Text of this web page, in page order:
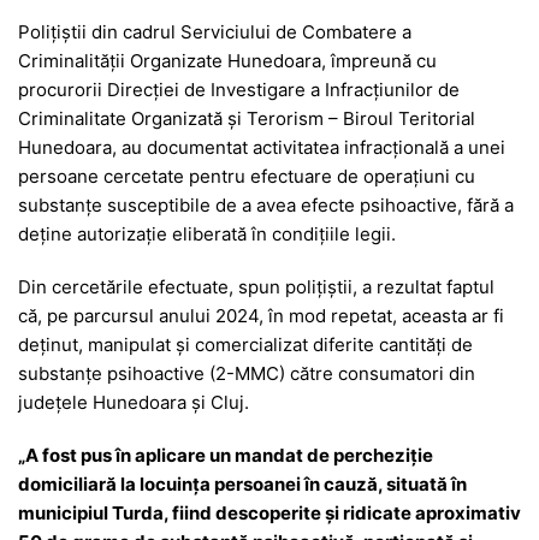
a
c
e
b
o
o
k
at
s
A
p
p
s
s
e
n
g
er
w
itt
er
el
e
gr
a
m
s
s
a
g
e
ta
je
a
z
ă
Polițiștii din cadrul Serviciului de Combatere a
Criminalității Organizate Hunedoara, împreună cu
procurorii Direcției de Investigare a Infracțiunilor de
Criminalitate Organizată și Terorism – Biroul Teritorial
Hunedoara, au documentat activitatea infracțională a unei
persoane cercetate pentru efectuare de operațiuni cu
substanțe susceptibile de a avea efecte psihoactive, fără a
deține autorizație eliberată în condițiile legii.
Din cercetările efectuate, spun polițiștii, a rezultat faptul
că, pe parcursul anului 2024, în mod repetat, aceasta ar fi
deținut, manipulat și comercializat diferite cantități de
substanțe psihoactive (2-MMC) către consumatori din
județele Hunedoara și Cluj.
„A fost pus în aplicare un mandat de percheziție
domiciliară la locuința persoanei în cauză, situată în
municipiul Turda, fiind descoperite și ridicate aproximativ